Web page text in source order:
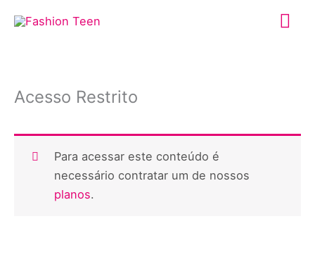
para
Acesso Restrito
Para acessar este conteúdo é
necessário contratar um de nossos
planos.